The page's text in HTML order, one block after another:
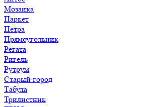
Мозаика
Паркет
Петра
Прямоугольник
Регата
Ригель
Рутрум
Старый город
Табула
Трилистник